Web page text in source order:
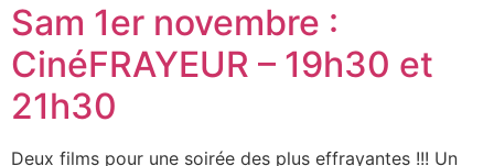
Sam 1er novembre :
CinéFRAYEUR – 19h30 et
21h30
Deux films pour une soirée des plus effrayantes !!! Un